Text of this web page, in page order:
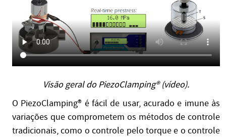
Visão geral do PiezoClamping® (vídeo).
O PiezoClamping® é fácil de usar, acurado e imune às
variações que comprometem os métodos de controle
tradicionais, como o controle pelo torque e o controle